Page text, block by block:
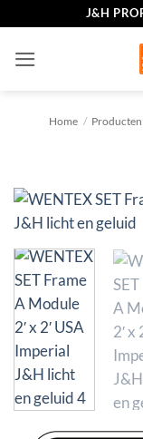
inhoud
J&H
Home / Producten